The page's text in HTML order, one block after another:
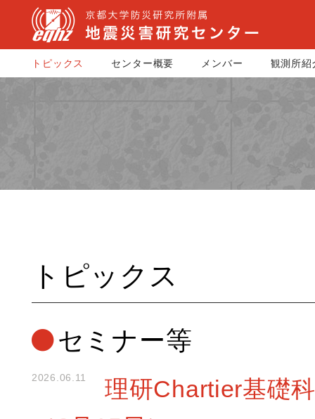
トピックス センター概要 メンバー 観測所紹
トピックス
セミナー等
2026.06.11
理研Chartier基礎